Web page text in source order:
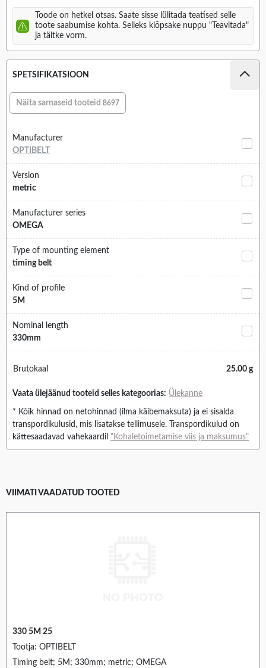
Toode on hetkel otsas. Saate sisse lülitada teatised selle
toote saabumise kohta. Selleks klõpsake nuppu "Teavitada"
ja täitke vorm.
SPETSIFIKATSIOON
Näita sarnaseid tooteid 8697
Manufacturer
OPTIBELT
Version
metric
Manufacturer series
OMEGA
Type of mounting element
timing belt
Kind of profile
5M
Nominal length
330mm
Brutokaal 25.00 g
Vaata ülejäänud tooteid selles kategoorias: Ülekanne
* Kõik hinnad on netohinnad (ilma käibemaksuta) ja ei sisalda
transpordikulusid, mis lisatakse tellimusele. Transpordikulud on
kättesaadavad vahekaardil "Kohaletoimetamise viis ja maksumus"
VIIMATI VAADATUD TOOTED
330 5M 25
Tootja: OPTIBELT
Timing belt; 5M; 330mm; metric; OMEGA